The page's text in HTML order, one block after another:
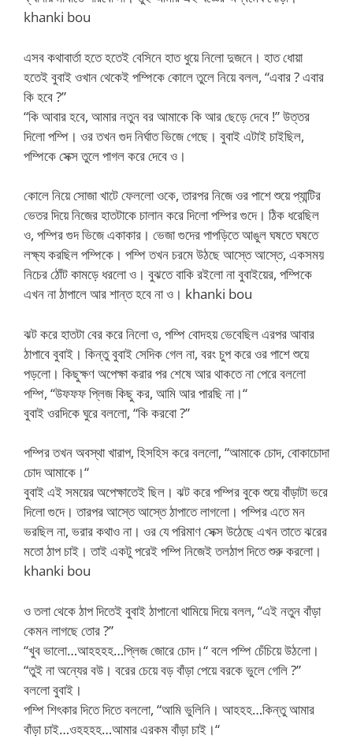
khanki bou
এসব কথাবার্তা হতে হতেই বেসিনে হাত ধুয়ে নিলো দুজনে। হাত ধোয়া
হতেই বুবাই ওখান থেকেই পম্পিকে কোলে তুলে নিয়ে বলল, “এবার ? এবার
কি হবে ?”
“কি আবার হবে, আমার নতুন বর আমাকে কি আর ছেড়ে দেবে !” উত্তর
দিলো পম্পি। ওর তখন গুদ নির্ঘাত ভিজে গেছে। বুবাই এটাই চাইছিল,
পম্পিকে সেক্স তুলে পাগল করে দেবে ও।
কোলে নিয়ে সোজা খাটে ফেললো ওকে, তারপর নিজে ওর পাশে শুয়ে প্যান্টির
ভেতর দিয়ে নিজের হাতটাকে চালান করে দিলো পম্পির গুদে। ঠিক ধরেছিল
ও, পম্পির গুদ ভিজে একাকার। ভেজা গুদের পাপড়িতে আঙুল ঘষতে ঘষতে
লক্ষ্য করছিল পম্পিকে। পম্পি তখন চরমে উঠছে আস্তে আস্তে, একসময়
নিচের ঠোঁট কামড়ে ধরলো ও। বুঝতে বাকি রইলো না বুবাইয়ের, পম্পিকে
এখন না ঠাপালে আর শান্ত হবে না ও। khanki bou
ঝট করে হাতটা বের করে নিলো ও, পম্পি বোদহয় ভেবেছিল এরপর আবার
ঠাপাবে বুবাই। কিন্তু বুবাই সেদিক গেল না, বরং চুপ করে ওর পাশে শুয়ে
পড়লো। কিছুক্ষণ অপেক্ষা করার পর শেষে আর থাকতে না পেরে বললো
পম্পি, “উফফফ প্লিজ কিছু কর, আমি আর পারছি না।“
বুবাই ওরদিকে ঘুরে বললো, “কি করবো ?”
পম্পির তখন অবস্থা খারাপ, হিসহিস করে বললো, “আমাকে চোদ, বোকাচোদা
চোদ আমাকে।“
বুবাই এই সময়ের অপেক্ষাতেই ছিল। ঝট করে পম্পির বুকে শুয়ে বাঁড়াটা ভরে
দিলো গুদে। তারপর আস্তে আস্তে ঠাপাতে লাগলো। পম্পির এতে মন
ভরছিল না, ভরার কথাও না। ওর যে পরিমাণ সেক্স উঠেছে এখন তাতে ঝরের
মতো ঠাপ চাই। তাই একটু পরেই পম্পি নিজেই তলঠাপ দিতে শুরু করলো।
khanki bou
ও তলা থেকে ঠাপ দিতেই বুবাই ঠাপানো থামিয়ে দিয়ে বলল, “এই নতুন বাঁড়া
কেমন লাগছে তোর ?”
“খুব ভালো…আহহহহ…প্লিজ জোরে চোদ।“ বলে পম্পি চেঁচিয়ে উঠলো।
“তুই না অন্যের বউ। বরের চেয়ে বড় বাঁড়া পেয়ে বরকে ভুলে গেলি ?”
বললো বুবাই।
পম্পি শিৎকার দিতে দিতে বললো, “আমি ভুলিনি। আহহহ…কিন্তু আমার
বাঁড়া চাই…ওহহহহ…আমার এরকম বাঁড়া চাই।“